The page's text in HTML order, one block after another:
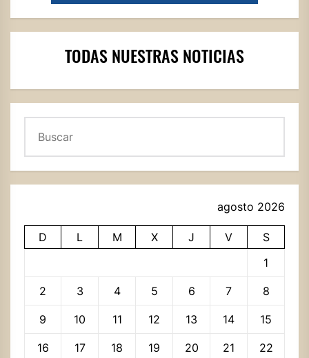
TODAS NUESTRAS NOTICIAS
agosto 2026
D L M X J V
S
1
2 3 4 5 6 7 8
9 10 11 12 13 14 15
16 17 18 19 20 21 22